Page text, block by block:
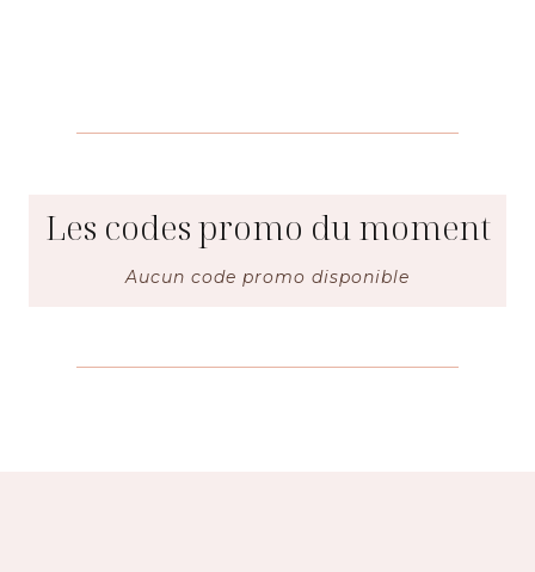
Les codes promo du moment
Aucun code promo disponible